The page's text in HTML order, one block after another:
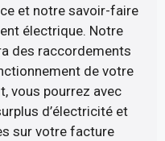
et notre savoir-faire
électrique. Notre
des raccordements
de votre
vous pourrez avec
d’électricité et
sur votre facture